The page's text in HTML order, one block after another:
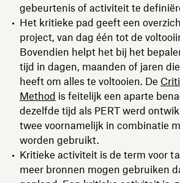
gebeurtenis of activiteit te
Het kritieke pad geeft een
project, van dag één tot de
Bovendien helpt het bij het
tijd in dagen, maanden of jaren
heeft om alles te voltooien. De
Method is feitelijk een aparte
dezelfde tijd als PERT werd
twee voornamelijk in combinatie
worden gebruikt.
Kritieke activiteit is de term voor
meer bronnen mogen gebruiken